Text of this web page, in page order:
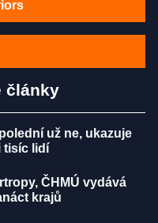
články
už ne, ukazuje
tisíc lidí
ČHMÚ vydává
krajů